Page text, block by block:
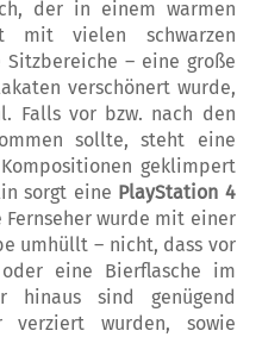
der in einem warmen
mit vielen schwar­zen
– eine große
verschönert wurde,
Falls vor bzw. nach den
sollte, steht eine
geklimpert
sorgt eine PlayStation 4
wurde mit einer
umhüllt – nicht, dass vor
eine Bierflasche im
hinaus sind genügend
wurden, sowie